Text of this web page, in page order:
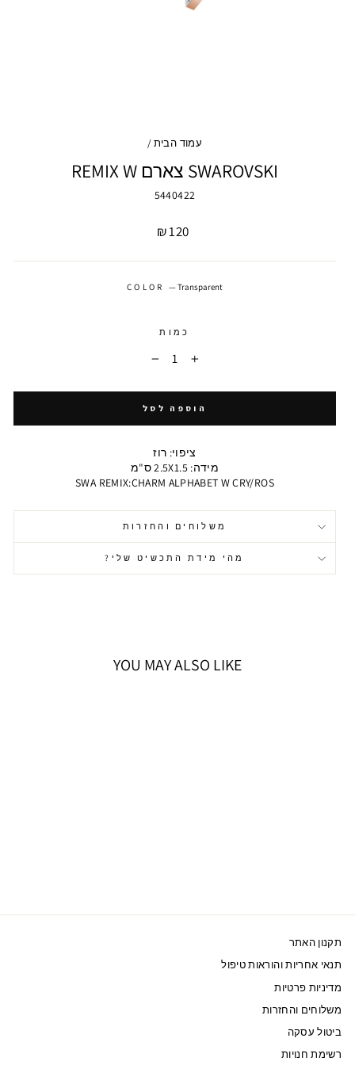
עמוד הבית /
SWAROVSKI צארם REMIX W
5440422
מחיר
120 ₪
COLOR —Transparent
כמות
+
הוספה לסל
ציפוי: רוז
מידה: 2.5X1.5 ס"מ
SWA REMIX:CHARM ALPHABET W CRY/ROS
משלוחים והחזרות
מהי מידת התכשיט שלי?
YOU MAY ALSO LIKE
תקנון האתר
תנאי אחריות והוראות טיפול
מדיניות פרטיות
משלוחים והחזרות
ביטול עסקה
רשימת חנויות